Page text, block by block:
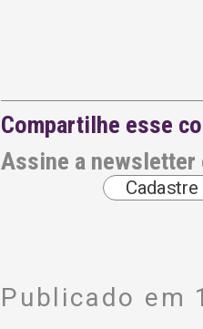
Compartilhe esse
Assine a newsletter
ePublicado em